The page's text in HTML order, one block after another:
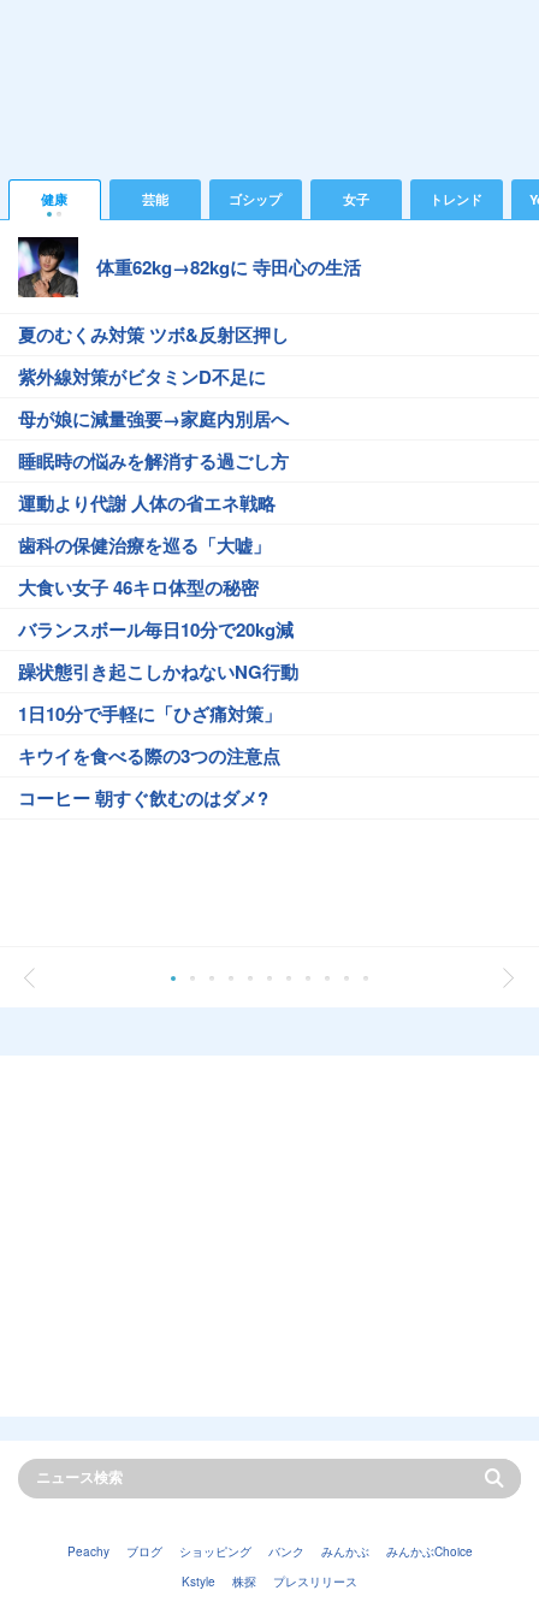
健康 芸能 ゴシップ 女子 トレンド
体重62kg→82kgに 寺田心の生活
夏のむくみ対策 ツボ&反射区押し
紫外線対策がビタミンD不足に
母が娘に減量強要→家庭内別居へ
睡眠時の悩みを解消する過ごし方
運動より代謝 人体の省エネ戦略
歯科の保健治療を巡る「大嘘」
大食い女子 46キロ体型の秘密
バランスボール毎日10分で20kg減
躁状態引き起こしかねないNG行動
1日10分で手軽に「ひざ痛対策」
キウイを食べる際の3つの注意点
コーヒー 朝すぐ飲むのはダメ?
Peachy ブログ ショッピング バンク みんかぶ
みんかぶChoice
Kstyle
株探 プレスリリース